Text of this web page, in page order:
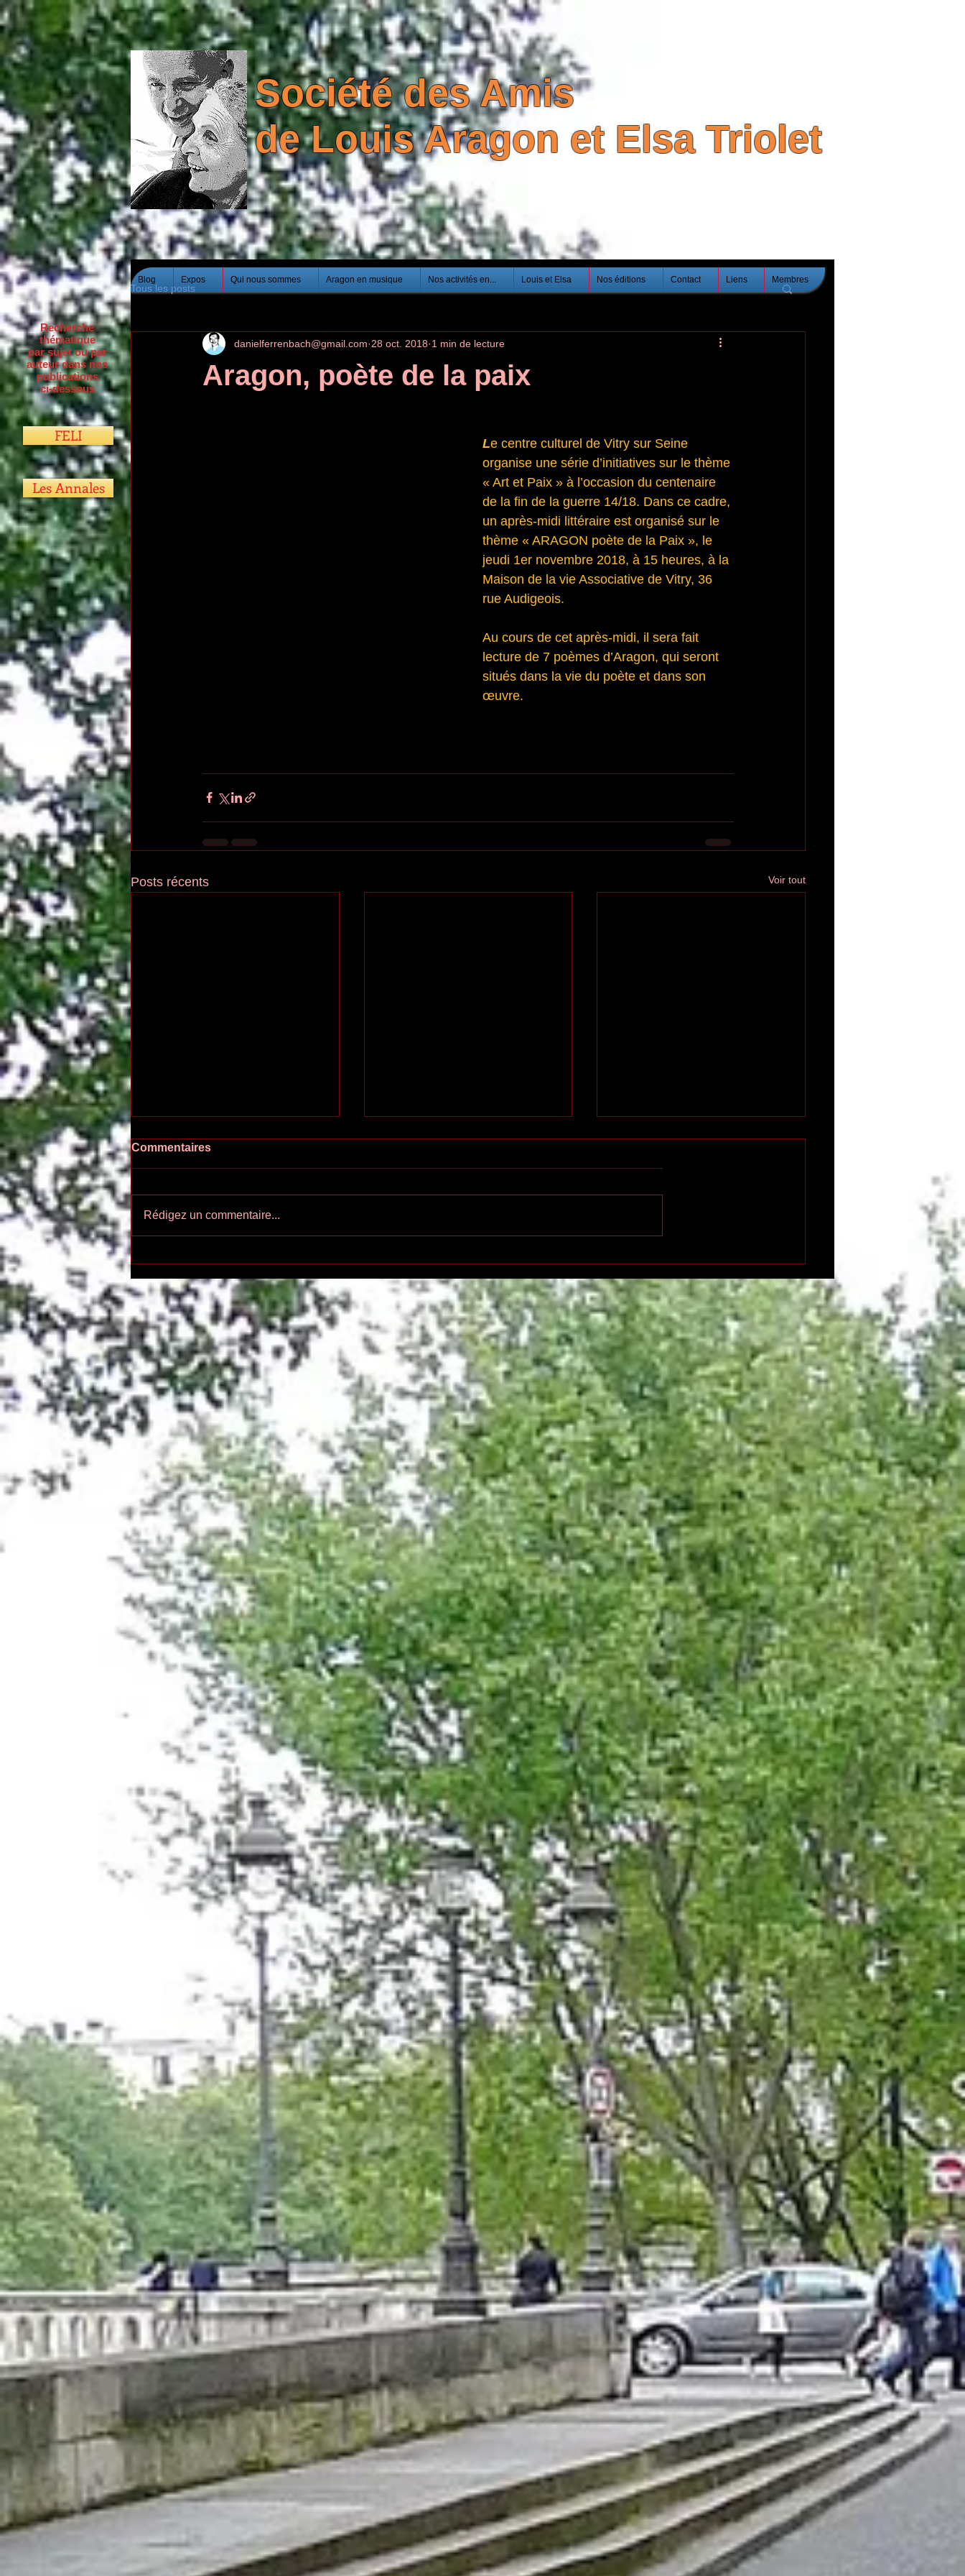
Société des Amis
de Louis Aragon et Elsa Triolet
Blog Expos Qui nous sommes Aragon en musique Nos activités en... Louis et Elsa Nos éditions Contact Liens Membres
Tous les posts
Aragon, poète de la paix
danielferrenbach@gmail.com 28 oct. 2018 1 min de lecture
Le centre culturel de Vitry sur Seine
organise une série d’initiatives sur le thème
« Art et Paix » à l’occasion du centenaire
de la fin de la guerre 14/18. Dans ce cadre,
un après-midi littéraire est organisé sur le
thème « ARAGON poète de la Paix », le
jeudi 1er novembre 2018, à 15 heures, à la
Maison de la vie Associative de Vitry, 36
rue Audigeois.
Au cours de cet après-midi, il sera fait
lecture de 7 poèmes d’Aragon, qui seront
situés dans la vie du poète et dans son
œuvre.
Posts récents Voir tout
Ecoutez-voir n°55
Commentaires
Rédigez un commentaire...
Recherche
thématique
par sujet ou par
auteur dans nos
publications
ci-dessous
FELI
Les Annales